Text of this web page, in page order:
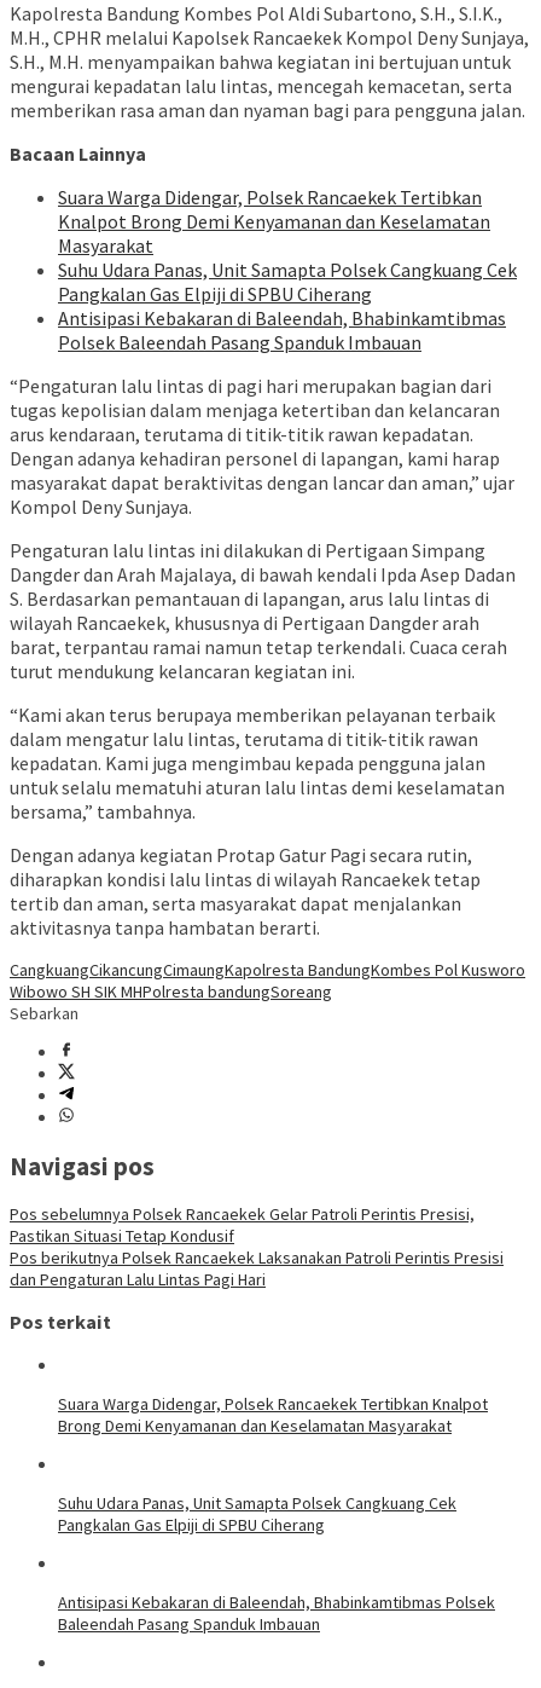
Kapolresta Bandung Kombes Pol Aldi Subartono, S.H., S.I.K.,
M.H., CPHR melalui Kapolsek Rancaekek Kompol Deny Sunjaya,
S.H., M.H. menyampaikan bahwa kegiatan ini bertujuan untuk
mengurai kepadatan lalu lintas, mencegah kemacetan, serta
memberikan rasa aman dan nyaman bagi para pengguna jalan.
Bacaan Lainnya
Suara Warga Didengar, Polsek Rancaekek Tertibkan
Knalpot Brong Demi Kenyamanan dan Keselamatan
Masyarakat
Suhu Udara Panas, Unit Samapta Polsek Cangkuang Cek
Pangkalan Gas Elpiji di SPBU Ciherang
Antisipasi Kebakaran di Baleendah, Bhabinkamtibmas
Polsek Baleendah Pasang Spanduk Imbauan
“Pengaturan lalu lintas di pagi hari merupakan bagian dari
tugas kepolisian dalam menjaga ketertiban dan kelancaran
arus kendaraan, terutama di titik-titik rawan kepadatan.
Dengan adanya kehadiran personel di lapangan, kami harap
masyarakat dapat beraktivitas dengan lancar dan aman,” ujar
Kompol Deny Sunjaya.
Pengaturan lalu lintas ini dilakukan di Pertigaan Simpang
Dangder dan Arah Majalaya, di bawah kendali Ipda Asep Dadan
S. Berdasarkan pemantauan di lapangan, arus lalu lintas di
wilayah Rancaekek, khususnya di Pertigaan Dangder arah
barat, terpantau ramai namun tetap terkendali. Cuaca cerah
turut mendukung kelancaran kegiatan ini.
“Kami akan terus berupaya memberikan pelayanan terbaik
dalam mengatur lalu lintas, terutama di titik-titik rawan
kepadatan. Kami juga mengimbau kepada pengguna jalan
untuk selalu mematuhi aturan lalu lintas demi keselamatan
bersama,” tambahnya.
Dengan adanya kegiatan Protap Gatur Pagi secara rutin,
diharapkan kondisi lalu lintas di wilayah Rancaekek tetap
tertib dan aman, serta masyarakat dapat menjalankan
aktivitasnya tanpa hambatan berarti.
CangkuangCikancungCimaungKapolresta BandungKombes Pol Kusworo
Wibowo SH SIK MHPolresta bandungSoreang
Sebarkan
Navigasi pos
Pos sebelumnya Polsek Rancaekek Gelar Patroli Perintis Presisi,
Pastikan Situasi Tetap Kondusif
Pos berikutnya Polsek Rancaekek Laksanakan Patroli Perintis Presisi
dan Pengaturan Lalu Lintas Pagi Hari
Pos terkait
Suara Warga Didengar, Polsek Rancaekek Tertibkan Knalpot
Brong Demi Kenyamanan dan Keselamatan Masyarakat
Suhu Udara Panas, Unit Samapta Polsek Cangkuang Cek
Pangkalan Gas Elpiji di SPBU Ciherang
Antisipasi Kebakaran di Baleendah, Bhabinkamtibmas Polsek
Baleendah Pasang Spanduk Imbauan